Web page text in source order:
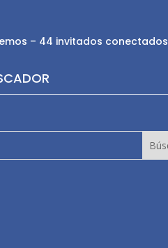
– 44 invitados conectados